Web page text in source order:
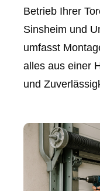
Betrieb Ihrer
Sinsheim und
umfasst
alles aus einer
und